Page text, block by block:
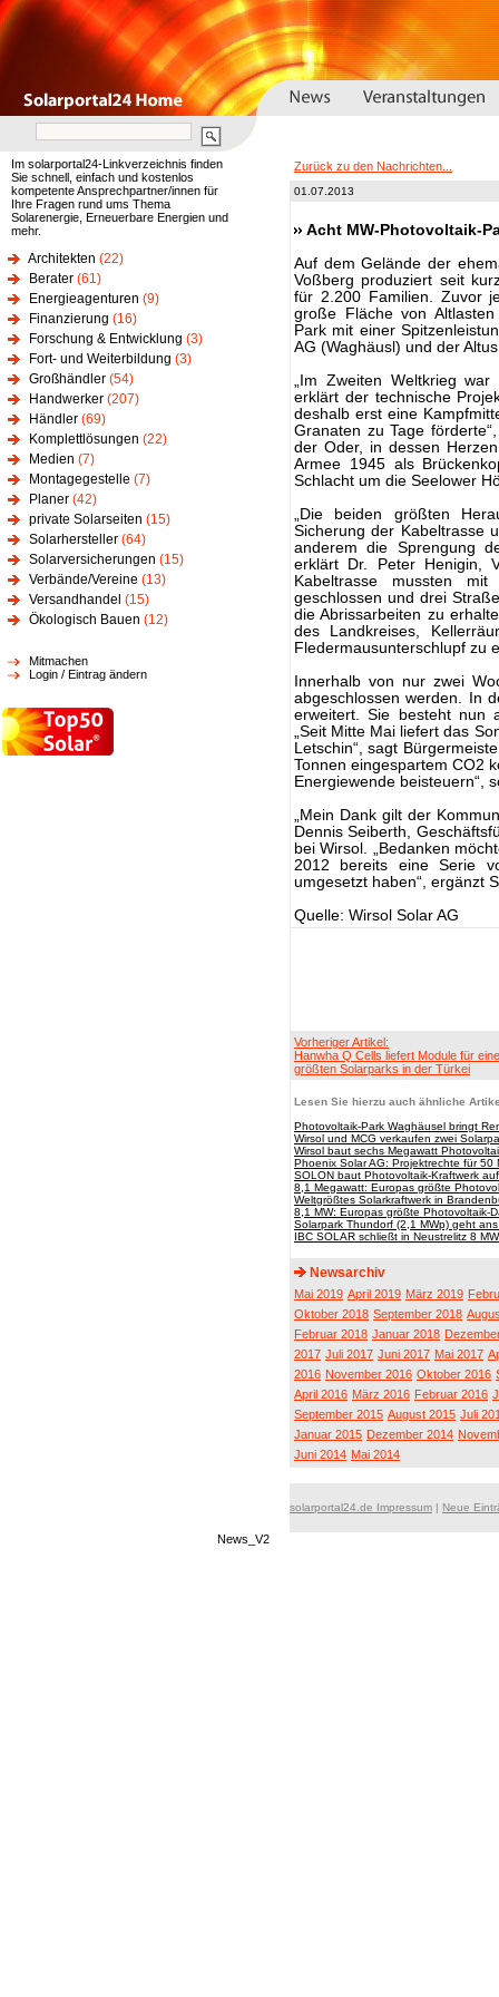
Im solarportal24-Linkverzeichnis finden
Sie schnell, einfach und kostenlos
kompetente Ansprechpartner/innen für
Ihre Fragen rund ums Thema
Solarenergie, Erneuerbare Energien und
mehr.
Architekten (22)
Berater (61)
Energieagenturen (9)
Finanzierung (16)
Forschung & Entwicklung (3)
Fort- und Weiterbildung (3)
Großhändler (54)
Handwerker (207)
Händler (69)
Komplettlösungen (22)
Medien (7)
Montagegestelle (7)
Planer (42)
private Solarseiten (15)
Solarhersteller (64)
Solarversicherungen (15)
Verbände/Vereine (13)
Versandhandel (15)
Ökologisch Bauen (12)
Mitmachen
Login / Eintrag ändern
Zurück zu den Nachrichten...
01.07.2013
Acht MW-Photovoltaik-
Auf dem Gelände der
Voßberg produziert seit
für 2.200 Familien. Zuvor
große Fläche von
Park mit einer
AG (Waghäusl) und der
„Im Zweiten Weltkrieg war
erklärt der technische
deshalb erst eine
Granaten zu Tage
der Oder, in dessen
Armee 1945 als
Schlacht um die Seelower
„Die beiden größten
Sicherung der Kabeltrasse
anderem die Sprengung
erklärt Dr. Peter Henigin,
Kabeltrasse mussten
geschlossen und drei
die Abrissarbeiten zu
des Landkreises,
Fledermausunterschlupf zu
Innerhalb von nur zwei
abgeschlossen werden. In
erweitert. Sie besteht nun
„Seit Mitte Mai liefert das
Letschin“, sagt
Tonnen eingespartem CO2
Energiewende beisteuern“,
„Mein Dank gilt der
Dennis Seiberth,
bei Wirsol. „Bedanken
2012 bereits eine Serie
umgesetzt haben“, ergänzt
Quelle: Wirsol Solar AG
Vorheriger Artikel:
Hanwha Q Cells liefert Module für
größten Solarparks in der Türkei
Lesen Sie hierzu auch ähnliche
Photovoltaik-Park Waghäusel bringt
Wirsol und MCG verkaufen zwei
Wirsol baut sechs Megawatt
Phoenix Solar AG: Projektrechte für 50
SOLON baut Photovoltaik-Kraftwerk
8,1 Megawatt: Europas größte
Weltgrößtes Solarkraftwerk in
8,1 MW: Europas größte Photovoltaik-
Solarpark Thundorf (2,1 MWp) geht
IBC SOLAR schließt in Neustrelitz 8
Newsarchiv
Mai 2019 April 2019 März 2019
Oktober 2018 September 2018
Februar 2018 Januar 2018
2017 Juli 2017 Juni 2017 Mai 2017
2016 November 2016 Oktober 2016
April 2016 März 2016 Februar 2016
September 2015 August 2015 Juli
Januar 2015 Dezember 2014
Juni 2014 Mai 2014
solarportal24.de Impressum | Neue
News_V2